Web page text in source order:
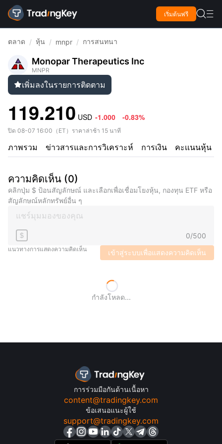
เริ่มต้นฟรี  
ตลาด / หุ้น / mnpr / การสนทนา
Monopar Therapeutics Inc
MNPR
เพิ่มลงในรายการติดตาม
119.210 USD -1.000 -0.83%
ปิด 08-07 16:00 （ ET ） ราคาล่าช้า 15 นาที
ภาพรวม ข่าวสารและการวิเคราะห์ การเงิน คะเเนนหุ้น
ความคิดเห็น (0)
คลิกปุ่ม $ ป้อนสัญลักษณ์ และเลือกเพื่อเชื่อมโยงหุ้น, กองทุน ETF หรือ
สัญลักษณ์หลักทรัพย์อื่น ๆ
$ 0/500
แนวทางการแสดงความคิดเห็น เข้าสู่ระบบเพื่อแสดงความคิดเห็น
กำลังโหลด...
การร่วมมือกันด้านเนื้อหา
content@tradingkey.com
ข้อเสนอแนะผู้ใช้
support@tradingkey.com